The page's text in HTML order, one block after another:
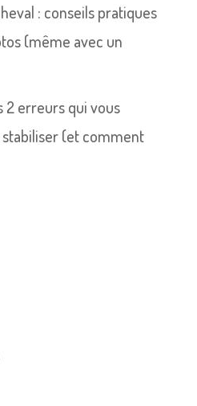
: conseils pratiques
(même avec un
2 erreurs qui vous
(et comment